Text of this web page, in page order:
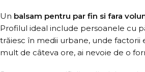
Un balsam pentru par fin si fara
Profilul ideal include persoanele cu
trăiesc în medii urbane, unde factorii
mult de câteva ore, ai nevoie de o